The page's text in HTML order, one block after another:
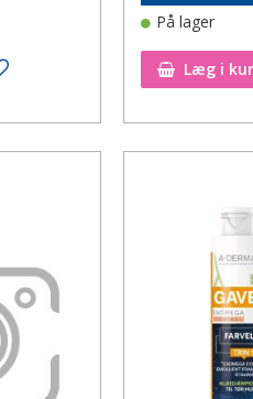
Tilføj til ønskeseddel
På lager
Læg i